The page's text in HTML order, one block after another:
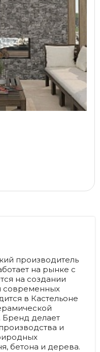
производитель
на рынке с
на создании
современных
в Кастельоне
делает
и
бетона и дерева.